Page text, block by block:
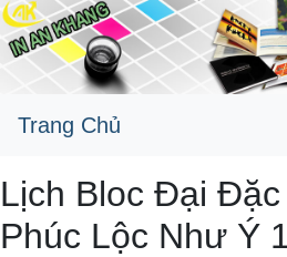
Trang Chủ
Lịch Bloc Đại
Phúc Lộc Như Ý